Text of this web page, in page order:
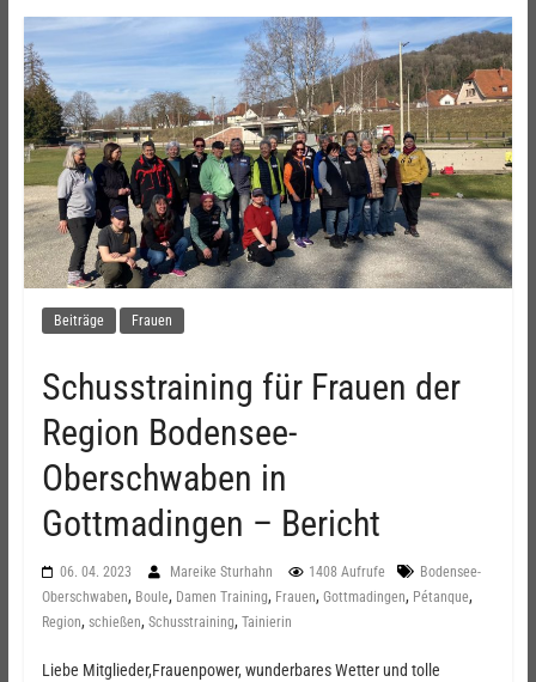
Beiträge Frauen
Schusstraining für Frauen der
Region Bodensee-
Oberschwaben in
Gottmadingen – Bericht
06. 04. 2023 Mareike Sturhahn 1408 Aufrufe
Bodensee-
Oberschwaben, Boule, Damen Training, Frauen, Gottmadingen, Pétanque,
Region, schießen, Schusstraining, Tainierin
Liebe Mitglieder,Frauenpower, wunderbares Wetter und tolle